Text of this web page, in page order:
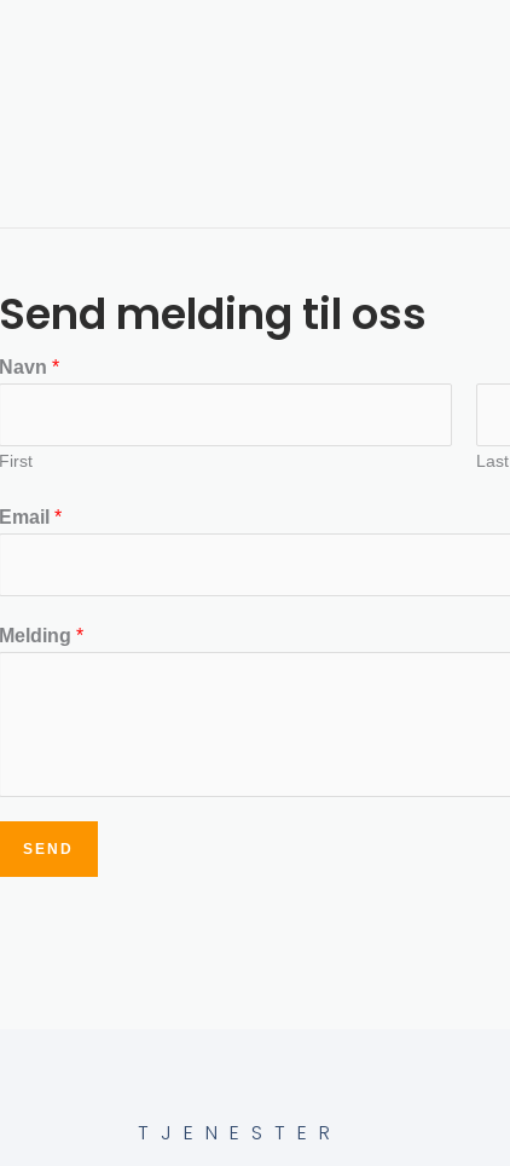
Send melding til oss
Navn*
First Last
Email*
Melding*
SEND
TJENESTER